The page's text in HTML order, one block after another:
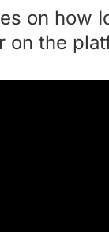
on how
on the